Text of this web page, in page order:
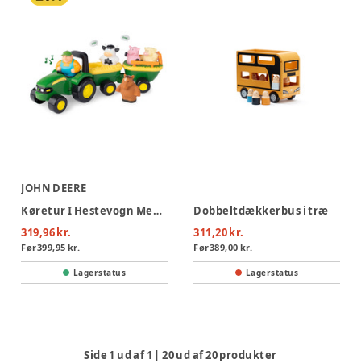
JOHN DEERE
Køretur I Hestevogn Med Dyrelyde
319,96 kr.
Før399,95 kr.
Lagerstatus
Dobbeltdækkerbus i træ
311,20 kr.
Før389,00 kr.
Lagerstatus
Side 1 ud af1 |20ud af20produkter